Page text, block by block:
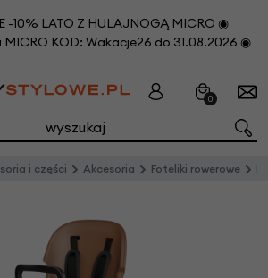
-10% LATO Z HULAJNOGĄ MICRO ◉
KOD: Wakacje26 do 31.08.2026 ◉
0
i części Akcesoria Foteliki rowerowe